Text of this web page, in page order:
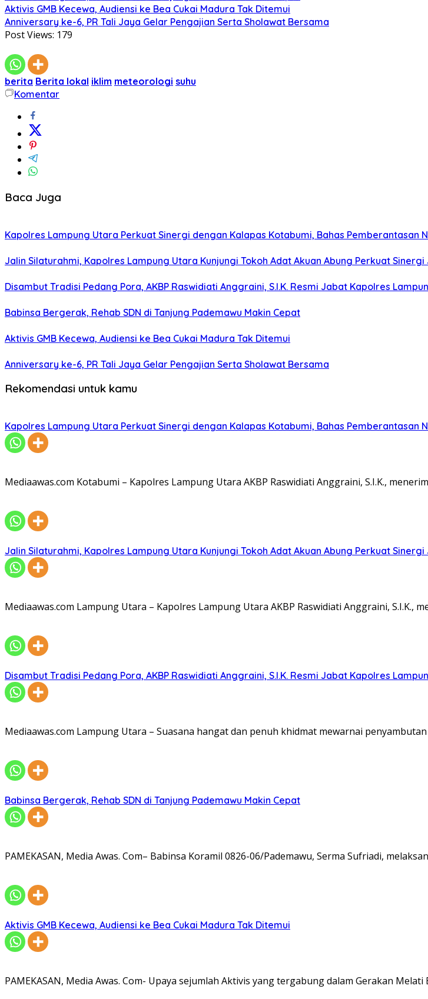
Aktivis GMB Kecewa, Audiensi ke Bea Cukai Madura Tak Ditemui
Anniversary ke-6, PR Tali Jaya Gelar Pengajian Serta Sholawat Bersama
Post Views: 179
berita Berita lokal iklim meteorologi suhu
Komentar
Baca Juga
Kapolres Lampung Utara Perkuat Sinergi dengan Kalapas Kotabumi, Bahas Pemberantasan
Jalin Silaturahmi, Kapolres Lampung Utara Kunjungi Tokoh Adat Akuan Abung Perkuat
Disambut Tradisi Pedang Pora, AKBP Raswidiati Anggraini, S.I.K. Resmi Jabat Kapolres
Babinsa Bergerak, Rehab SDN di Tanjung Pademawu Makin Cepat
Aktivis GMB Kecewa, Audiensi ke Bea Cukai Madura Tak Ditemui
Anniversary ke-6, PR Tali Jaya Gelar Pengajian Serta Sholawat Bersama
Rekomendasi untuk kamu
Kapolres Lampung Utara Perkuat Sinergi dengan Kalapas Kotabumi, Bahas Pemberantasan
Mediaawas.com Kotabumi – Kapolres Lampung Utara AKBP Raswidiati Anggraini, S.I.K.,
Jalin Silaturahmi, Kapolres Lampung Utara Kunjungi Tokoh Adat Akuan Abung Perkuat
Mediaawas.com Lampung Utara – Kapolres Lampung Utara AKBP Raswidiati Anggraini, S.I.K.,
Disambut Tradisi Pedang Pora, AKBP Raswidiati Anggraini, S.I.K. Resmi Jabat Kapolres
Mediaawas.com Lampung Utara – Suasana hangat dan penuh khidmat mewarnai
Babinsa Bergerak, Rehab SDN di Tanjung Pademawu Makin Cepat
PAMEKASAN, Media Awas. Com– Babinsa Koramil 0826-06/Pademawu, Serma Sufriadi,
Aktivis GMB Kecewa, Audiensi ke Bea Cukai Madura Tak Ditemui
PAMEKASAN, Media Awas. Com- Upaya sejumlah Aktivis yang tergabung dalam Gerakan